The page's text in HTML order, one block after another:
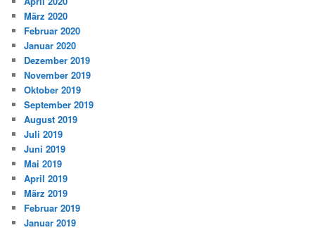
März 2020
Februar 2020
Januar 2020
Dezember 2019
November 2019
Oktober 2019
September 2019
August 2019
Juli 2019
Juni 2019
Mai 2019
April 2019
März 2019
Februar 2019
Januar 2019